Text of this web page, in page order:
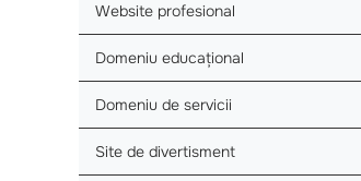
Website profesional
Domeniu educațional
Domeniu de servicii
Site de divertisment